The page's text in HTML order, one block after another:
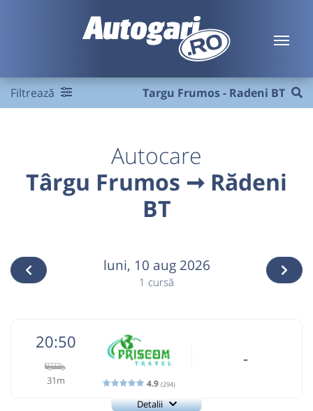
Filtrează Targu Frumos - Radeni BT
Autocare
Târgu Frumos ➞ Rădeni
BT
luni, 10 aug 2026
1 cursă
20:50
31m 4.9 (294)
-
Detalii